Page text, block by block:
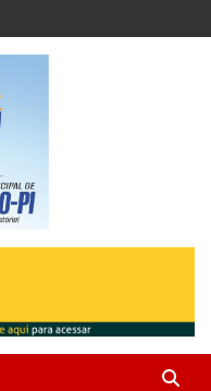
de Isaias